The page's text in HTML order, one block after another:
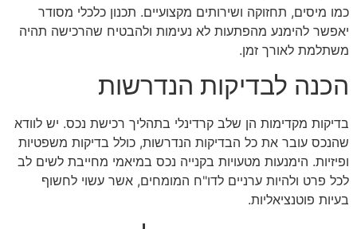
כמו מיסים, תחזוקה ושירותים מקצועיים. תכנון כלכלי מסודר
יאפשר להימנע מהפתעות לא נעימות ולהבטיח שהרכישה תהיה
משתלמת לאורך זמן.
הכנה לבדיקות הנדרשות
בדיקות מקדימות הן שלב קרדינלי בתהליך רכישת נכס. יש לוודא
שהנכס עובר את כל הבדיקות הנדרשות, כולל בדיקות משפטיות
ופיזיות. הימנעות מטעויות בקנייה נכס במיאמי מחייבת לשים לב
לכל פרט ולהיות ערניים לדו"ח המומחים, אשר עשוי לחשוף
בעיות פוטנציאליות.